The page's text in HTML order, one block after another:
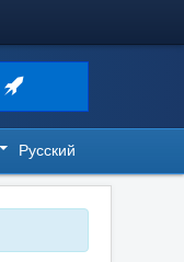
Русский